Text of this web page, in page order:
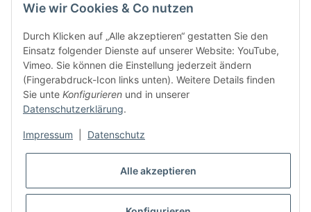
59,80 €/ m *
Wie wir Cookies & Co nutzen
Durch Klicken auf „Alle akzeptieren“ gestatten Sie den
Einsatz folgender Dienste auf unserer Website: YouTube,
Vimeo. Sie können die Einstellung jederzeit ändern
(Fingerabdruck-Icon links unten). Weitere Details finden
Sie unte Konfigurieren und in unserer
Datenschutzerklärung.
Impressum Datenschutz
Alle akzeptieren